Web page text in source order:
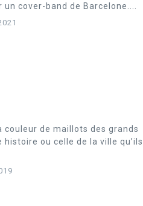
cover-band de Barcelone....
couleur de maillots des grands
ou celle de la ville qu’ils